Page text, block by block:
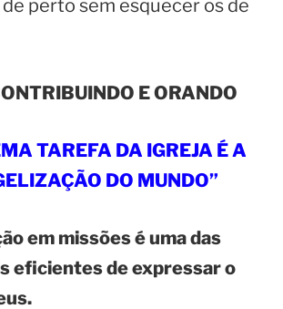
perto sem esquecer os de
E ORANDO
TAREFA DA IGREJA É A
DO MUNDO”
em missões é uma das
eficientes de expressar o